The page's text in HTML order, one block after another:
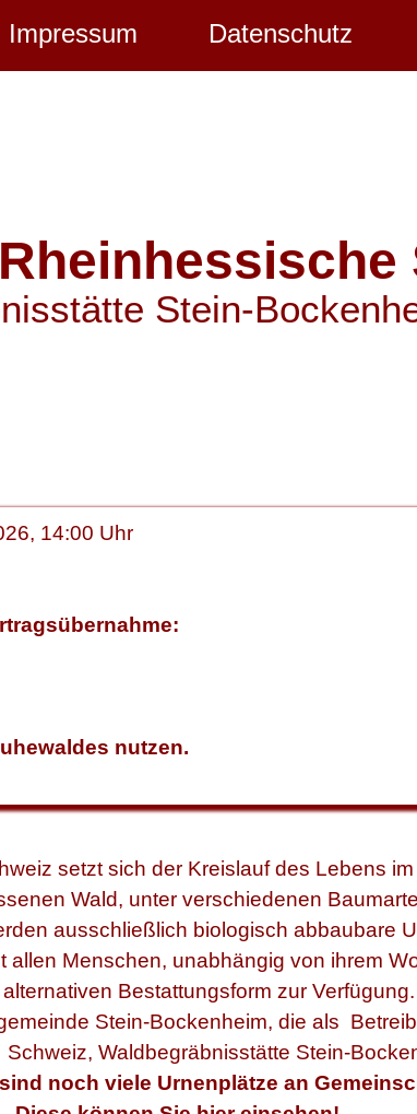
Impressum Datenschutz
Stein-
14:00 Uhr
nutzen.
setzt sich der Kreislauf des Lebens
Wald, unter verschiedenen
ausschließlich biologisch abbaubare
Menschen, unabhängig von ihrem
Bestattungsform zur Verfügung.
Stein-Bockenheim, die als
Waldbegräbnisstätte Stein-
noch viele Urnenplätze an